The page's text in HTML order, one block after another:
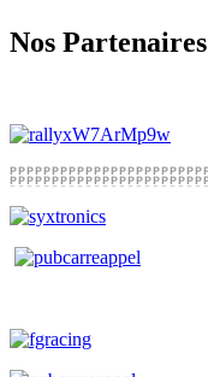
Nos Partenaires